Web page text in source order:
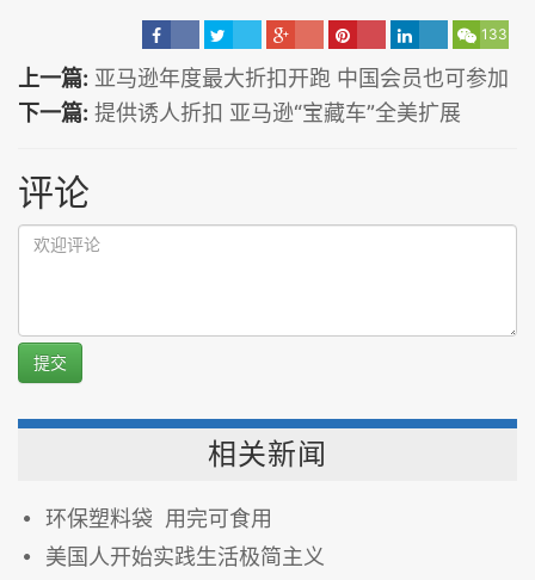
133
上一篇: 亚马逊年度最大折扣开跑 中国会员也可参加
下一篇: 提供诱人折扣 亚马逊“宝藏车”全美扩展
评论
提交
相关新闻
环保塑料袋 用完可食用
美国人开始实践生活极简主义